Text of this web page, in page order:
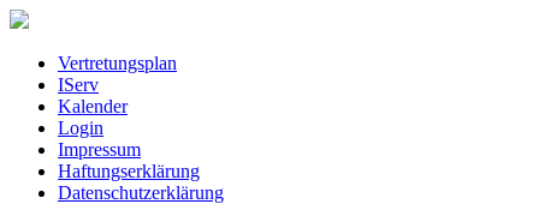
Vertretungsplan
IServ
Kalender
Login
Impressum
Haftungserklärung
Datenschutzerklärung